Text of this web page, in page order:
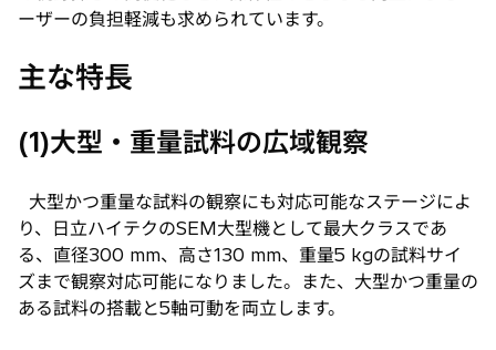
ーザーの負担軽減も求められています。
主な特長
(1)大型・重量試料の広域観察
大型かつ重量な試料の観察にも対応可能なステージによ
り、日立ハイテクのSEM大型機として最大クラスであ
る、直径300 mm、高さ130 mm、重量5 kgの試料サイ
ズまで観察対応可能になりました。また、大型かつ重量の
ある試料の搭載と5軸可動を両立します。